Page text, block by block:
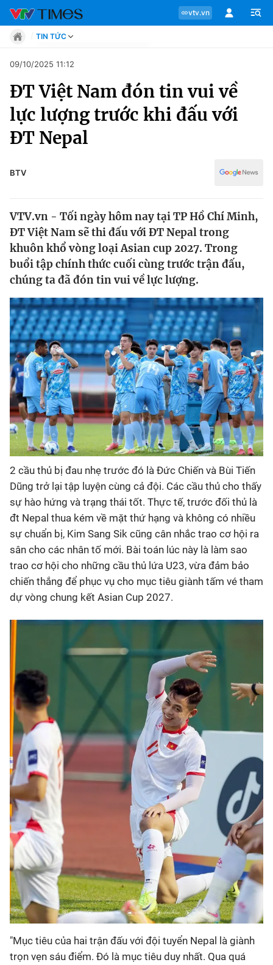
vtv.vn
Chuyên mục
Tin tức
Chân dung
Sự kiện
Bóng đá
Thể thao Điện tử
Các môn khác
VIDEO
Bên lề
TIN TỨC
Move
Phong cách
Chân dung
Sự kiện
Bóng đá
Thể thao điện tử
09/10/2025 11:12
ĐT Việt Nam đón tin vui về
lực lượng trước khi đấu với
ĐT Nepal
BTV
VTV.vn - Tối ngày hôm nay tại TP Hồ Chí Minh,
ĐT Việt Nam sẽ thi đấu với ĐT Nepal trong
khuôn khổ vòng loại Asian cup 2027. Trong
buổi tập chính thức cuối cùng trước trận đấu,
chúng ta đã đón tin vui về lực lượng.
2 cầu thủ bị đau nhẹ trước đó là Đức Chiến và Bùi Tiến
Dũng trở lại tập luyện cùng cả đội. Các cầu thủ cho thấy
sự hào hứng và trạng thái tốt. Thực tế, trước đối thủ là
đt Nepal thua kém về mặt thứ hạng và không có nhiều
sự chuẩn bị, Kim Sang Sik cũng cân nhắc trao cơ hội ra
sân cho các nhân tố mới. Bài toán lúc này là làm sao
trao cơ hội cho những cầu thủ lứa U23, vừa đảm bảo
chiến thắng để phục vụ cho mục tiêu giành tấm vé tham
dự vòng chung kết Asian Cup 2027.
"Mục tiêu của hai trận đấu với đội tuyển Nepal là giành
trọn vẹn sáu điểm. Đó là mục tiêu duy nhất. Qua quá